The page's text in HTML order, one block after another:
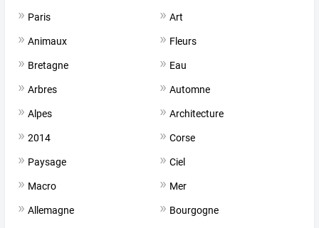
Paris Art
Animaux Fleurs
Bretagne Eau
Arbres Automne
Alpes Architecture
2014 Corse
Paysage Ciel
Macro Mer
Allemagne Bourgogne